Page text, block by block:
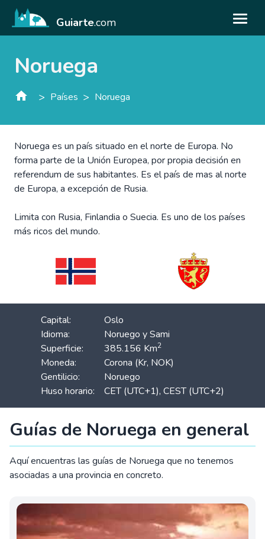
Guiarte.com
Noruega
> Países > Noruega
Noruega es un país situado en el norte de Europa. No
forma parte de la Unión Europea, por propia decisión en
referendum de sus habitantes. Es el país de mas al norte
de Europa, a excepción de Rusia.
Limita con Rusia, Finlandia o Suecia. Es uno de los países
más ricos del mundo.
Capital:
Oslo
Idioma:
Noruego y Sami
Superficie:
385.156 Km2
Moneda:
Corona (Kr, NOK)
Gentilicio:
Noruego
Huso horario:
CET (UTC+1), CEST (UTC+2)
Guías de Noruega en general
Aquí encuentras las guías de Noruega que no tenemos
asociadas a una provincia en concreto.